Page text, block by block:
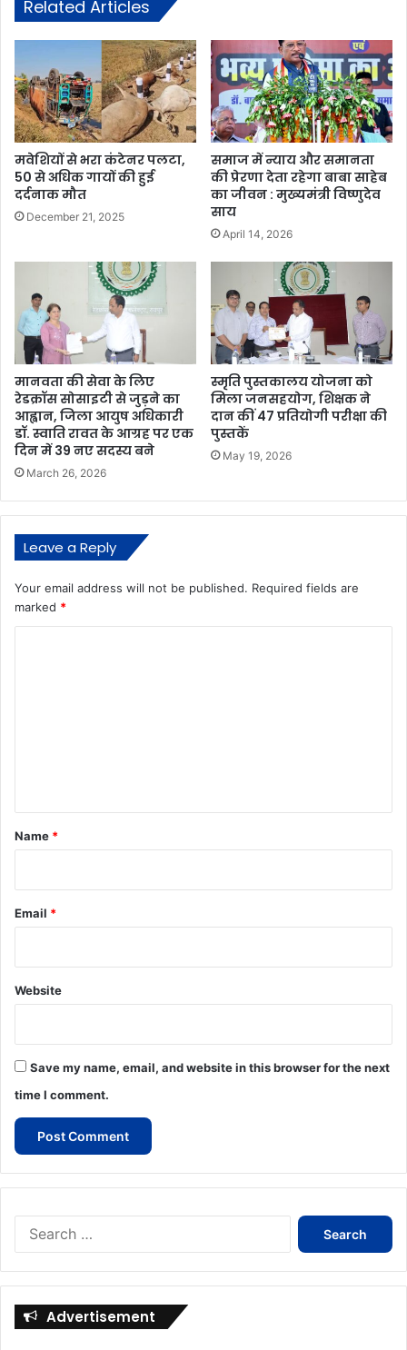
Related Articles
मवेशियों से भरा कंटेनर पलटा,
50 से अधिक गायों की हुई
दर्दनाक मौत
December 21, 2025
समाज में न्याय और समानता
की प्रेरणा देता रहेगा बाबा साहेब
का जीवन : मुख्यमंत्री विष्णुदेव
साय
April 14, 2026
मानवता की सेवा के लिए
रेडक्रॉस सोसाइटी से जुड़ने का
आह्वान, जिला आयुष अधिकारी
डॉ. स्वाति रावत के आग्रह पर एक
दिन में 39 नए सदस्य बने
March 26, 2026
स्मृति पुस्तकालय योजना को
मिला जनसहयोग, शिक्षक ने
दान कीं 47 प्रतियोगी परीक्षा की
पुस्तकें
May 19, 2026
Leave a Reply
Your email address will not be published. Required fields are
marked *
*
Name *
Email *
Website
Save my name, email, and website in this browser for the next
time I comment.
Search
Advertisement